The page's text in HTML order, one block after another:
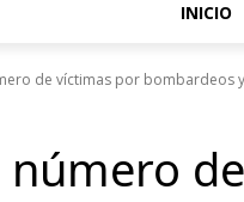
INICIO
de víctimas por bombardeos